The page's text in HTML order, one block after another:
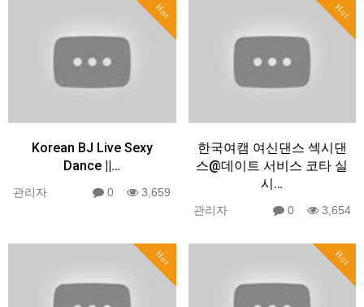
Hot
Korean BJ Live Sexy
Dance ||…
관리자 0 3,659
Hot
한국여캠 여신댄스 섹시댄
스@데이트 서비스 코타 실
시…
관리자 0 3,654
Hot Hot